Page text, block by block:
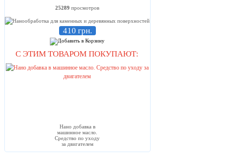
25289 просмотров
410 грн.
С ЭТИМ ТОВАРОМ ПОКУПАЮТ:
Нано добавка в
машинное масло.
Средство по уходу
за двигателем